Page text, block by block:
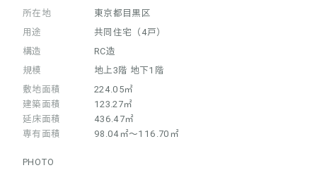
所在地
東京都目黒区
用途
共同住宅（4戸）
構造
RC造
規模
地上3階 地下1階
敷地面積
建築面積
延床面積
専有面積
224.05㎡
123.27㎡
436.47㎡
98.04㎡～116.70㎡
PHOTO